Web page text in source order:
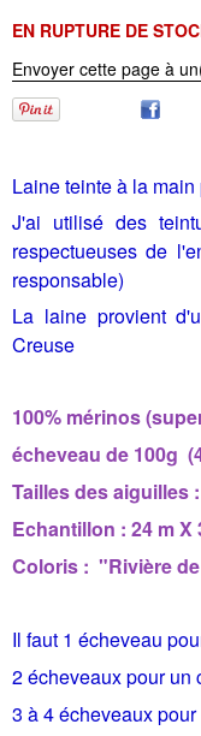
EN RUPTURE DE
Envoyer cette page à
Laine teinte à la
J'ai utilisé des
respectueuses de
responsable)
La laine provient
Creuse
100% mérinos
écheveau de 100g
Tailles des aiguilles
Echantillon : 24 m X
Coloris : "Rivière
Il faut 1 écheveau
2 écheveaux pour un
3 à 4 écheveaux